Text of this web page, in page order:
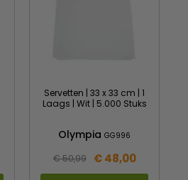
Servetten | 33 x 33 cm | 1
Laags | Wit | 5.000 Stuks
Olympia GG996
€ 50,99 € 48,00